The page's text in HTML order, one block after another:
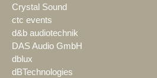
Crystal Sound
ctc events
d&b audiotechnik
DAS Audio GmbH
dblux
dBTechnologies